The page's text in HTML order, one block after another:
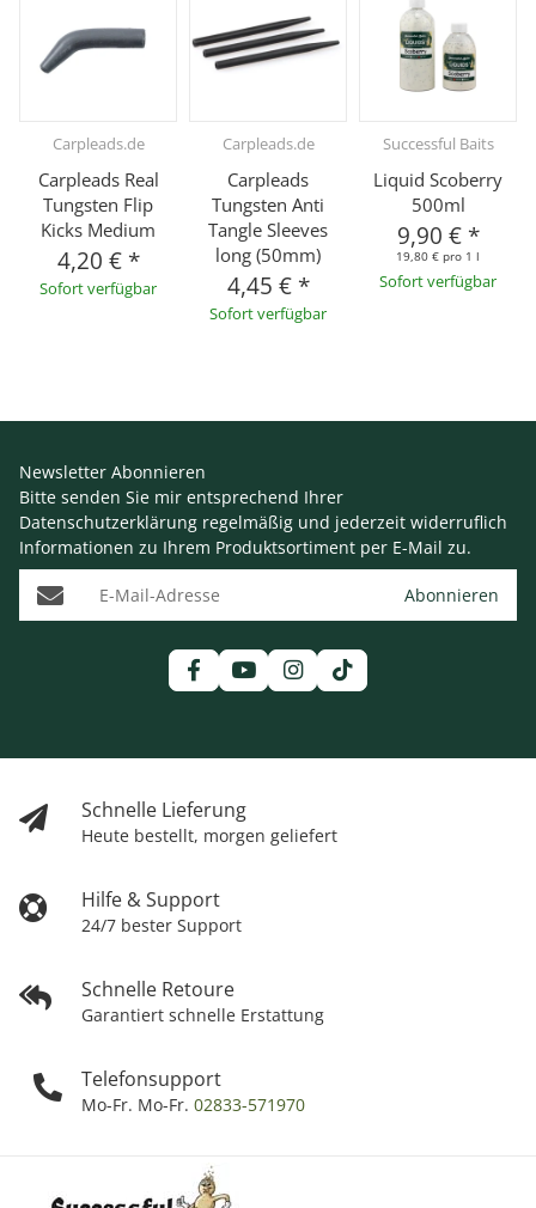
Carpleads.de
Carpleads Real
Tungsten Flip
Kicks Medium
4,20 € *
Sofort verfügbar
Carpleads.de
Carpleads
Tungsten Anti
Tangle Sleeves
long (50mm)
4,45 € *
Sofort verfügbar
Successful Baits
Liquid Scoberry
500ml
9,90 € *
19,80 € pro 1 l
Sofort verfügbar
Schnelle Lieferung
Heute bestellt, morgen geliefert
Hilfe & Support
24/7 bester Support
Schnelle Retoure
Garantiert schnelle Erstattung
Telefonsupport
Mo-Fr. Mo-Fr. 02833-571970
Newsletter Abonnieren
Bitte senden Sie mir entsprechend Ihrer
Datenschutzerklärung regelmäßig und jederzeit widerruflich
Informationen zu Ihrem Produktsortiment per E-Mail zu.
E-Mail-Adresse Abonnieren